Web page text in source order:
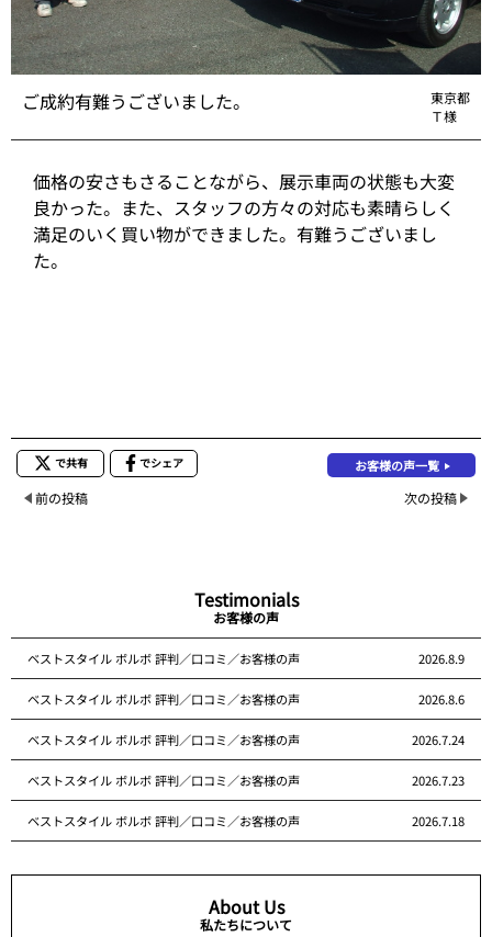
ご成約有難うございました。
東京都
Ｔ様
価格の安さもさることながら、展示車両の状態も大変
良かった。また、スタッフの方々の対応も素晴らしく
満足のいく買い物ができました。有難うございまし
た。
で共有 でシェア お客様の声一覧
前の投稿 次の投稿
Testimonials
お客様の声
ベストスタイル ボルボ 評判／口コミ／お客様の声 2026.8.9
ベストスタイル ボルボ 評判／口コミ／お客様の声 2026.8.6
ベストスタイル ボルボ 評判／口コミ／お客様の声 2026.7.24
ベストスタイル ボルボ 評判／口コミ／お客様の声 2026.7.23
ベストスタイル ボルボ 評判／口コミ／お客様の声 2026.7.18
About Us
私たちについて